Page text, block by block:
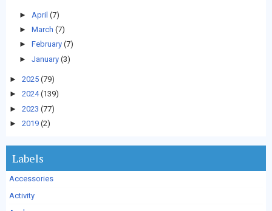
► April (7)
► March (7)
► February (7)
► January (3)
► 2025 (79)
► 2024 (139)
► 2023 (77)
► 2019 (2)
Labels
Accessories
Activity